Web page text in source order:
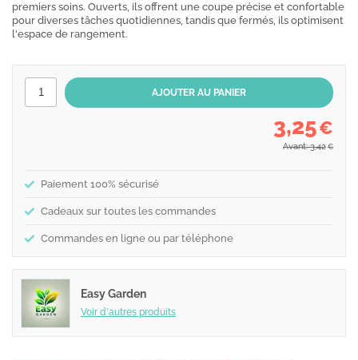
premiers soins. Ouverts, ils offrent une coupe précise et confortable
pour diverses tâches quotidiennes, tandis que fermés, ils optimisent
l'espace de rangement.
3,25€
Avant: 3,42 €
Paiement 100% sécurisé
Cadeaux sur toutes les commandes
Commandes en ligne ou par téléphone
Easy Garden
Voir d´autres produits